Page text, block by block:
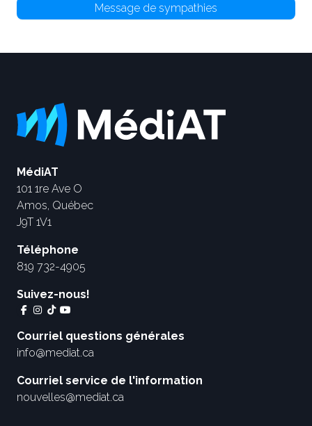
Message de sympathies
MédiAT
101 1re Ave O
Amos, Québec
J9T 1V1
Téléphone
819 732-4905
Suivez-nous!
Courriel questions générales
info@mediat.ca
Courriel service de l'information
nouvelles@mediat.ca